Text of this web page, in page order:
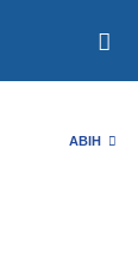
ABIH